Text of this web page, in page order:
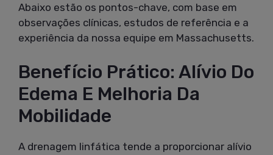
Abaixo estão os pontos-chave, com base em
observações clínicas, estudos de referência e a
experiência da nossa equipe em Massachusetts.
Benefício Prático: Alívio Do
Edema E Melhoria Da
Mobilidade
A drenagem linfática tende a proporcionar alívio